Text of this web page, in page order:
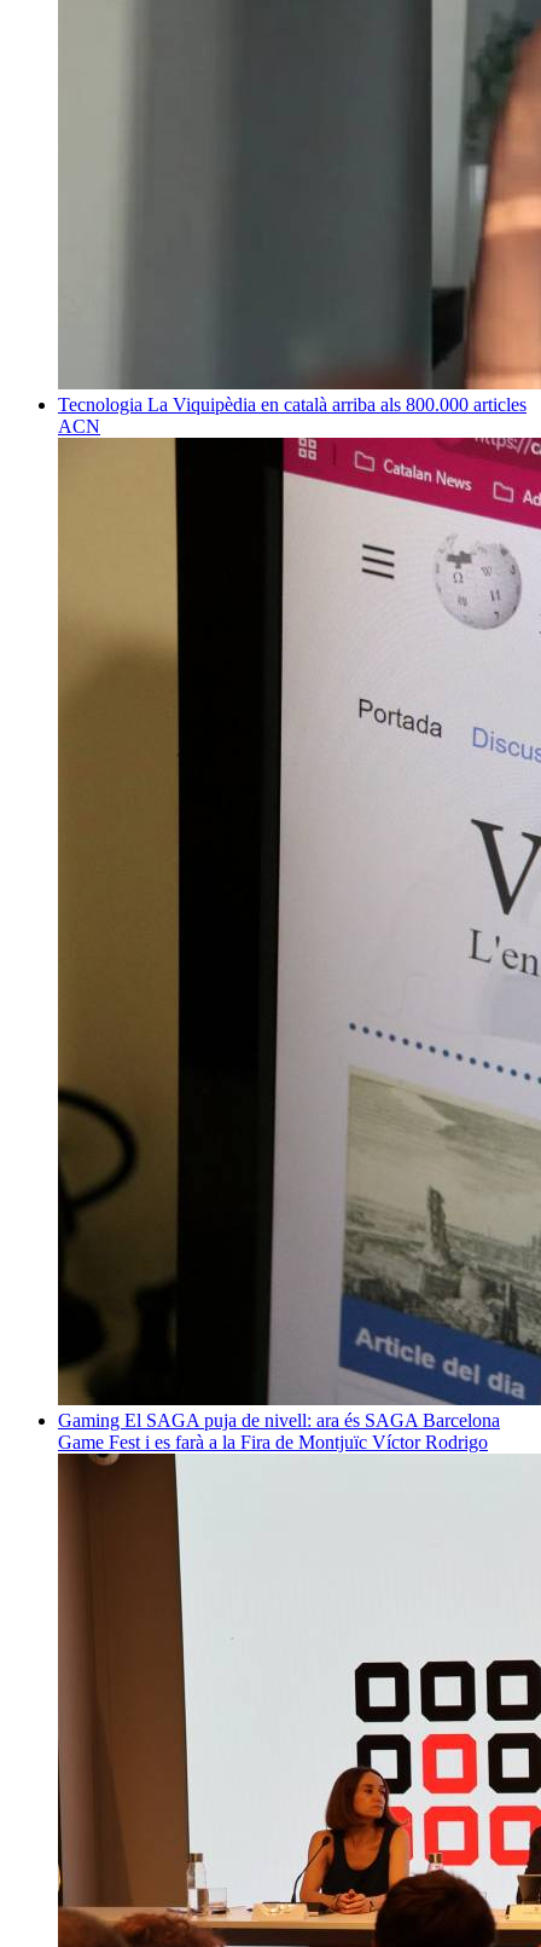
Tecnologia La Viquipèdia en català arriba als 800.000 articles
ACN
Gaming El SAGA puja de nivell: ara és SAGA Barcelona
Game Fest i es farà a la Fira de Montjuïc Víctor Rodrigo